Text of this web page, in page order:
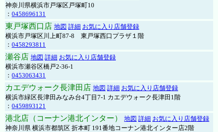
神奈川県横浜市戸塚区戸塚町10
： 0458696131
東戸塚西口店 地図 詳細 お気に入り店舗登録
横浜市戸塚区川上町87-8 東戸塚西口プラザ１階
： 0458293811
瀬谷店 地図 詳細 お気に入り店舗登録
横浜市瀬谷区橋戸2-36-1
： 0453063431
カエデウォーク長津田店 地図 詳細 お気に入り店舗登録
横浜市緑区長津田みなみ台4丁目7-1 カエデウォーク長津田1階
： 0459893121
港北店（コーナン港北インター） 地図 詳細 お気に入り店舗登録
神奈川県 横浜市都筑区 折本町 191番地コーナン港北インター店2階